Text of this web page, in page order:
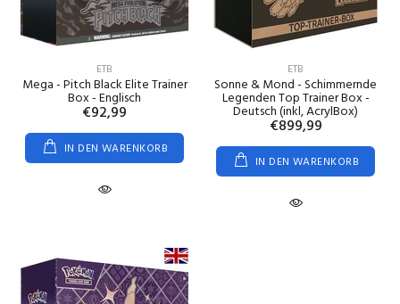
ETB
Mega - Pitch Black Elite Trainer
Box - Englisch
€92,99
IN DEN WARENKORB
ETB
Sonne & Mond - Schimmernde
Legenden Top Trainer Box -
Deutsch (inkl, AcrylBox)
€899,99
IN DEN WARENKORB